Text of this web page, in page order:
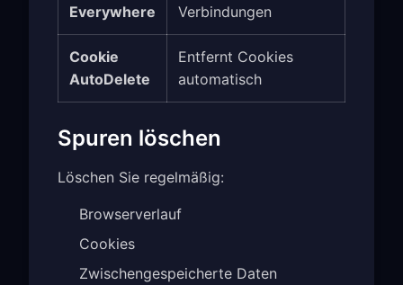
Everywhere
Verbindungen
Cookie
AutoDelete
Entfernt Cookies
automatisch
Spuren löschen
Löschen Sie regelmäßig:
Browserverlauf
Cookies
Zwischengespeicherte Daten